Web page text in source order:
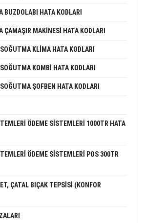
BUZDOLABI HATA KODLARI
ÇAMAŞIR MAKINESI HATA KODLARI
KLIMA HATA KODLARI
KOMBI HATA KODLARI
ŞOFBEN HATA KODLARI
ÖDEME SISTEMLERI 1000TR HATA
ÖDEME SISTEMLERI POS 300TR
ÇATAL BIÇAK TEPSISI (KONFOR